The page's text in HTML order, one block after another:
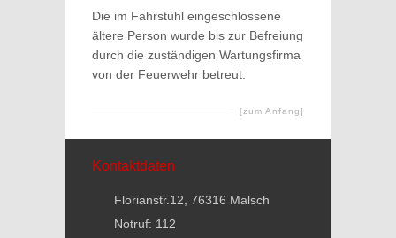
Die im Fahrstuhl eingeschlossene
ältere Person wurde bis zur Befreiung
durch die zuständigen Wartungsfirma
von der Feuerwehr betreut.
[zum Anfang]
Kontaktdaten
Florianstr.12, 76316 Malsch
Notruf: 112